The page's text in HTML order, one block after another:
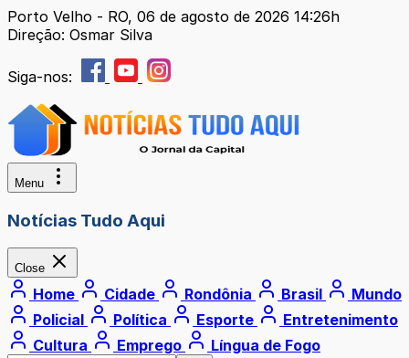
Porto Velho - RO, 06 de agosto de 2026 14:26h
Direção: Osmar Silva
Siga-nos:
Menu
Notícias Tudo Aqui
Close
Home Cidade Rondônia Brasil
Mundo
Policial
Política Esporte
Entretenimento
Cultura
Emprego Língua de Fogo